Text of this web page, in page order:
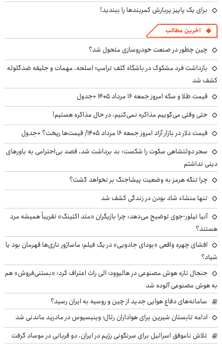
برای یک پاییز پربارش کمربندها را ببندید!
آخرین مطالب
چین چطور در صنعت خودروسازی متحول شد؟
بازداشت فرد مشکوک در باشگاه گلف ترامپ؛ اسلحه، مهمات و جلیقه ضدگلوله
کشف شد
قیمت طلا و سکه امروز جمعه ۱۶ مرداد ۱۴۰۵ +جدول
حتی وقتی می‌گوییم مذاکره نمی‌کنیم، در حال مذاکره هستیم!
قیمت دلار در بازار آزاد امروز جمعه ۱۶ مرداد ۱۴۰۵/ قیمت‌ها ریخت؟ +جدول
سحر دولتشاهی سکوت را شکست: بد برداشت شد، قصد بی‌احترامی به باورهای
دینی نداشتم
چرا تنگه هرمز به وضعیت پیشاجنگ بر نخواهد گشت؟
تنها منشاء شاد بودن در زندگی کشف شد
آنیا تیلور-جوی توضیح می‌دهد: چرا بازیگران «متد اکتینگ» تقریباً همیشه مرد
هستند؟
افشای چهره واقعی «بودای جادویی» در یک فیلم؛ ماساژور نازی‌ها قهرمان بود یا
شیاد؟
جنجال تازه هوش مصنوعی در هالیوود؛ الی راث اعتراف کرد: «بستنی‌فروش» هم
به هوش مصنوعی آلوده شد
سامانه‌های دفاع هوایی جدید از چین و روسیه به ایران رسید؟
ادامه تابستان شیرین برای هواداران رئال؛ وینیسیوس در مادرید ماندنی شد
تلاش ناموفق اسرائیل برای سرنگونی رژیم در ایران، دو قربانی در موساد گرفت